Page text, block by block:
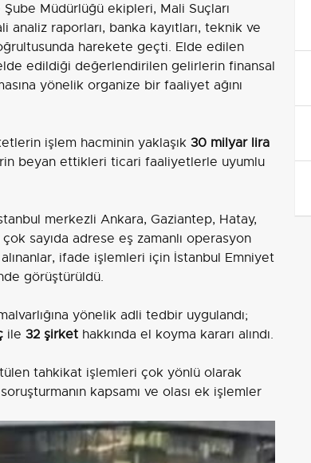
Müdürlüğü ekipleri, Mali Suçları
analiz raporları, banka kayıtları, teknik ve
harekete geçti. Elde edilen
edildiği değerlendirilen gelirlerin finansal
yönelik organize bir faaliyet ağını
işlem hacminin yaklaşık 30 milyar lira
beyan ettikleri ticari faaliyetlerle uyumlu
merkezli Ankara, Gaziantep, Hatay,
sayıda adrese eş zamanlı operasyon
alınanlar, ifade işlemleri için İstanbul Emniyet
görüştürüldü.
yönelik adli tedbir uygulandı;
ile 32 şirket hakkında el koyma kararı alındı.
tahkikat işlemleri çok yönlü olarak
kapsamı ve olası ek işlemler